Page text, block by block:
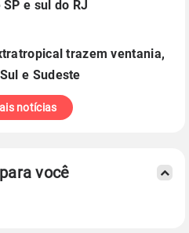
e sul do RJ
trazem ventania,
e Sudeste
notícias
você